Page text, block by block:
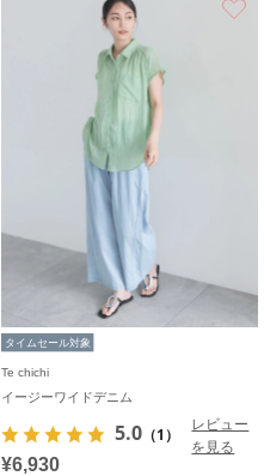
タイムセール対象
Te chichi
イージーワイドデニム
5.0 （1）
レビュー
を見る
¥6,930